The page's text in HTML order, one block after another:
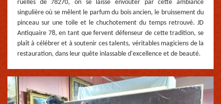
ruelles de 78270, on se laisse envoûter par cette ambiance
singulière où se mêlent le parfum du bois ancien, le bruissement du
pinceau sur une toile et le chuchotement du temps retrouvé. JD
Antiquaire 78, en tant que fervent défenseur de cette tradition, se
plaît à célébrer et à soutenir ces talents, véritables magiciens de la
restauration, dans leur quête inlassable d'excellence et de beauté.